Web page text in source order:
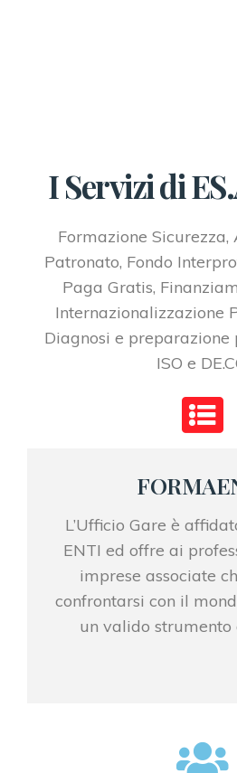
I Servizi di
Formazione Sicurezza,
Patronato, Fondo
Paga Gratis,
Internazionalizzazione
Diagnosi e
ISO e
L’Ufficio Gare è
ENTI ed offre ai
imprese associate
confrontarsi con il
un valido strumento